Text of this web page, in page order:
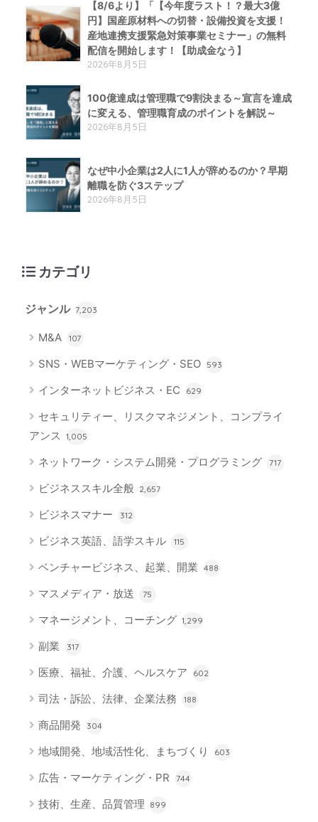
【8/6より】「【今年度ラスト！？最大3億
円】国産原材料への切替・設備投資を支援！
産地連携支援緊急対策事業セミナー」の無料
配信を開始します！【助成金なう】
2026年8月5日
100億達成は管理職で9割決まる～宣言を達成
に変える、管理職育成のポイントを解説～
2026年8月5日
なぜ中小企業は2人に1人が辞めるのか？早期
離職を防ぐ3ステップ
2026年8月5日
カテゴリ
ジャンル 7,203
M&A 107
SNS・WEBマーケティング・SEO 593
インターネットビジネス・EC 629
セキュリティー、リスクマネジメント、コンプライ
アンス 1,005
ネットワーク・システム開発・プログラミング 717
ビジネススキル全般 2,657
ビジネスマナー 312
ビジネス英語、語学スキル 115
ベンチャービジネス、起業、開業 488
マスメディア・放送 75
マネージメント、コーチング 1,299
副業 317
医療、福祉、介護、ヘルスケア 602
司法・訴訟、法律、企業法務 188
商品開発 304
地域開発、地域活性化、まちづくり 603
広告・マーケティング・PR 744
技術、生産、品質管理 899